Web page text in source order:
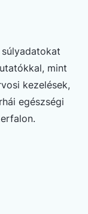
mint
kezelések,
egészségi